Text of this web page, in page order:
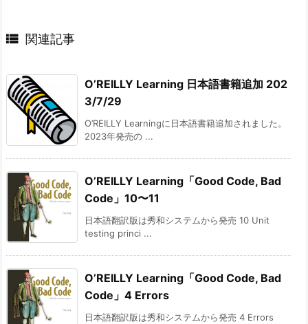
 関連記事
O’REILLY Learning 日本語書籍追加 202
3/7/29
O’REILLY Learningに日本語書籍追加されました。
2023年発売の ...
O’REILLY Learning「Good Code, Bad
Code」10〜11
日本語翻訳版は秀和システムから発売 10 Unit
testing princi ...
O’REILLY Learning「Good Code, Bad
Code」4 Errors
日本語翻訳版は秀和システムから発売 4 Errors